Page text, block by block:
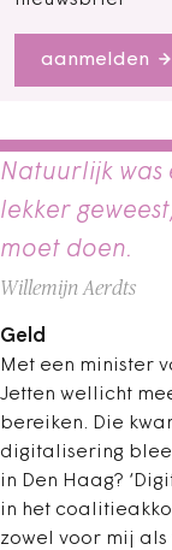
aanmelden
Natuurlijk was
lekker
moet doen.
Willemijn Aerdts
Geld
Met een minister
Jetten wellicht
bereiken. Die
digitalisering
in Den Haag?
in het
zowel voor mij als